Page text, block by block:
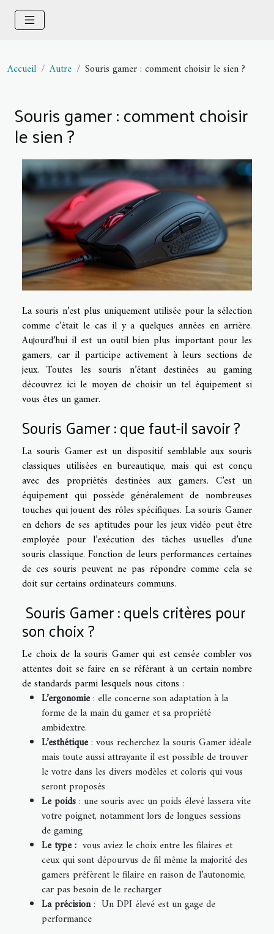
Accueil Autre Souris gamer : comment choisir le sien ?
Souris gamer : comment choisir
le sien ?
La souris n’est plus uniquement utilisée pour la sélection
comme c’était le cas il y a quelques années en arrière.
Aujourd’hui il est un outil bien plus important pour les
gamers, car il participe activement à leurs sections de
jeux. Toutes les souris n’étant destinées au gaming
découvrez ici le moyen de choisir un tel équipement si
vous êtes un gamer.
Souris Gamer : que faut-il savoir ?
La souris Gamer est un dispositif semblable aux souris
classiques utilisées en bureautique, mais qui est conçu
avec des propriétés destinées aux gamers. C’est un
équipement qui possède généralement de nombreuses
touches qui jouent des rôles spécifiques. La souris Gamer
en dehors de ses aptitudes pour les jeux vidéo peut être
employée pour l’exécution des tâches usuelles d’une
souris classique. Fonction de leurs performances certaines
de ces souris peuvent ne pas répondre comme cela se
doit sur certains ordinateurs communs.
Souris Gamer : quels critères pour
son choix ?
Le choix de la souris Gamer qui est censée combler vos
attentes doit se faire en se référant à un certain nombre
de standards parmi lesquels nous citons :
L’ergonomie: elle concerne son adaptation à la
forme de la main du gamer et sa propriété
ambidextre.
L’esthétique: vous recherchez la souris Gamer idéale
mais toute aussi attrayante il est possible de trouver
le votre dans les divers modèles et coloris qui vous
seront proposés
Le poids: une souris avec un poids élevé lassera vite
votre poignet, notamment lors de longues sessions
de gaming
Le type : vous aviez le choix entre les filaires et
ceux qui sont dépourvus de fil même la majorité des
gamers préfèrent le filaire en raison de l’autonomie,
car pas besoin de le recharger
La précision: Un DPI élevé est un gage de
performance